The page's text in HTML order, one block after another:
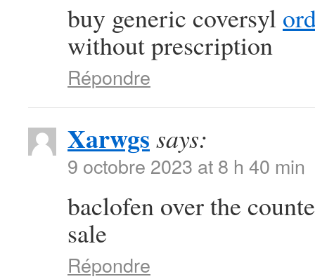
buy generic coversyl
without prescription
Répondre
Xarwgs says:
9 octobre 2023 at 8 h 40 min
baclofen over the
sale
Répondre